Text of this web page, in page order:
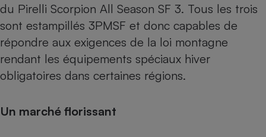
du Pirelli Scorpion All Season SF 3. Tous les trois
sont estampillés 3PMSF et donc capables de
répondre aux exigences de la loi montagne
rendant les équipements spéciaux hiver
obligatoires dans certaines régions.
Un marché florissant
Plaque de cuisson à
induction
Téléphone mobile -
Smartphone